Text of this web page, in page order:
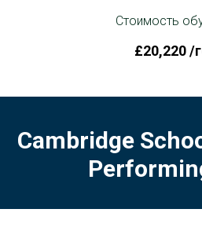
Стоимость
£20,220 /
Cambridge